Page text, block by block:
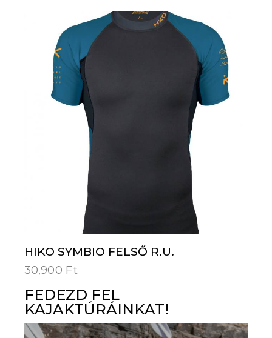
HIKO SYMBIO FELSŐ R.U.
30,900 Ft
FEDEZD FEL
KAJAKTÚRÁINKAT!